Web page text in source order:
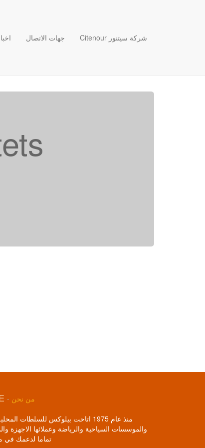
جهات الاتصال Citenour شركة سيتنور
- من نحن
منذ عام 1975 اتاحت بيلوكس للسلطات
والموسسات السياحية والرياضة وعملائها الاجهزة
تماما لدعمك في